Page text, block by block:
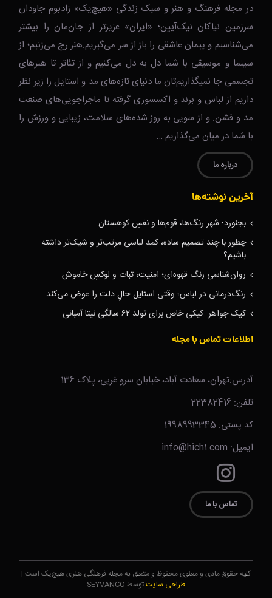
در مجله فرهنگ و هنر و سبک زندگی‌ «هیچ‌یک» زادبوم جاودان
سرزمین نیاکان نیک‌‌‌آیین؛ «ایران» عزیزتر از جان‌مان را بیشتر
می‌شناسیم و پیمان عاشقی را باز از سر می‌گیریم.هنر رج می‌زنیم؛ از
سینما و موسیقی با شما دل به دل می‌کنیم و از تئاتر تا هنرهای
تجسمی جا نمیگذاریم‌تان.ما دنیای تازه‌های مد و استایل را زیر نظر
داریم از لباس و برند و اکسسوری گرفته تا ماجراجویی‌های صنعت
مد و فشن. و از سویی به روز شده‌های سلامت، زیبایی و ورزش را
با شما در میان می‌گذاریم …
درباره ما
آخرین نوشته‌ها
بجنورد؛ شهر رنگ‌ها، قوم‌ها و نفسِ کوهستان
چطور با چند تصمیم ساده، کمد لباسی مرتب‌تر و شیک‌تر داشته
باشیم؟
روان‌شناسی رنگ قهوه‌ای؛ امنیت، ثبات و لوکسِ خاموش
رنگ‌درمانی در لباس؛ وقتی استایل حالِ دلت را عوض می‌کند
کیک جواهر: کیکی خاص برای تولد ۶۲ سالگی نیتا آمبانی
اطلاعات تماس با مجله
آدرس:تهران، سعادت آباد، خیابان سرو غربی، پلاک 136
تلفن: 22382416
کد پستی: 1998993345
ایمیل: info@hich1.com
تماس با ما
کلیه حقوق مادی و معنوی محفوظ و متعلق به مجله فرهنگی هنری هیچ‌یک است.|
طراحی سایتتوسط SEYVANCO